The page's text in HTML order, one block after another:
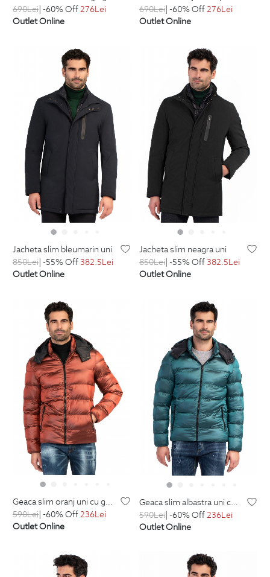
690Lei| -60% Off276Lei
Outlet Online
690Lei| -60% Off276Lei
Outlet Online
jacheta slim bleumarin uni
850Lei| -55% Off382.5Lei
Outlet Online
jacheta slim neagra uni
850Lei| -55% Off382.5Lei
Outlet Online
geaca slim oranj uni cu gluga detasabila
590Lei | -60% Off236Lei
Outlet Online
geaca slim albastra uni cu gluga detasabila
590Lei| -60% Off236Lei
Outlet Online